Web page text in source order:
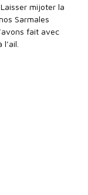
mijoter la
Sarmales
fait avec